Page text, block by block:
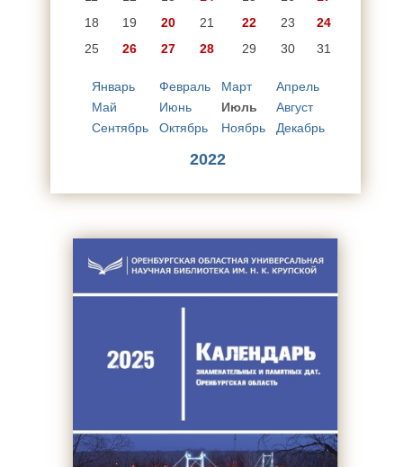
18
19 20 21 22 23
24
25
26 27 28 29 30 31
Январь Февраль Март
Апрель
Май
Июнь Июль
Август
Сентябрь
Октябрь Ноябрь Декабрь
2022